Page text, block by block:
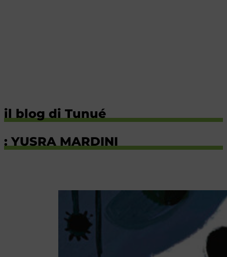
il blog di Tunué
: YUSRA MARDINI